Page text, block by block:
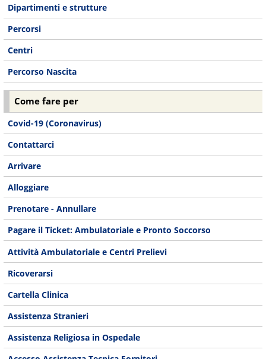
Dipartimenti e strutture
Percorsi
Centri
Percorso Nascita
Come fare per
Covid-19 (Coronavirus)
Contattarci
Arrivare
Alloggiare
Prenotare - Annullare
Pagare il Ticket: Ambulatoriale e Pronto Soccorso
Attività Ambulatoriale e Centri Prelievi
Ricoverarsi
Cartella Clinica
Assistenza Stranieri
Assistenza Religiosa in Ospedale